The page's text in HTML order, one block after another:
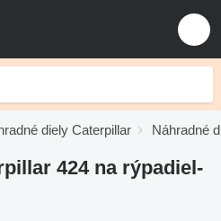
diely Caterpillar Náhradné
424 na rýpadiel-